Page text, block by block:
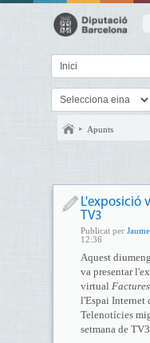
Apunts
L'exposició
TV3
Publicat per
12:36
Aquest
va presentar
virtual
l'Espai Internet
Telenotícies
setmana de